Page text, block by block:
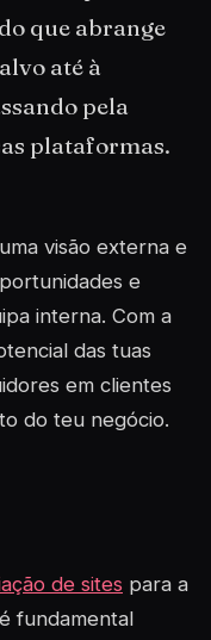
que abrange
até à
pela
plataformas.
visão externa e
e
interna. Com a
das tuas
em clientes
do teu negócio.
de sites para a
fundamental